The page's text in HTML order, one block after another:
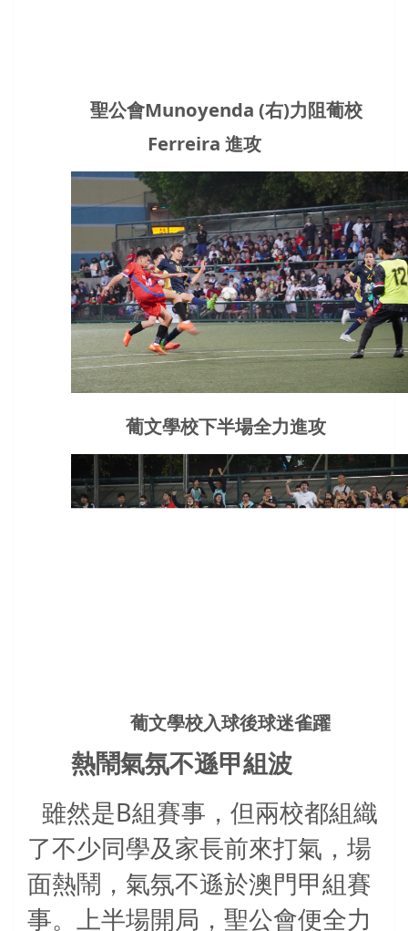
聖公會Munoyenda (右)力阻葡校
Ferreira 進攻
葡文學校下半場全力進攻
葡文學校入球後球迷雀躍
熱鬧氣氛不遜甲組波
雖然是B組賽事，但兩校都組織
了不少同學及家長前來打氣，場
面熱鬧，氣氛不遜於澳門甲組賽
事。上半場開局，聖公會便全力